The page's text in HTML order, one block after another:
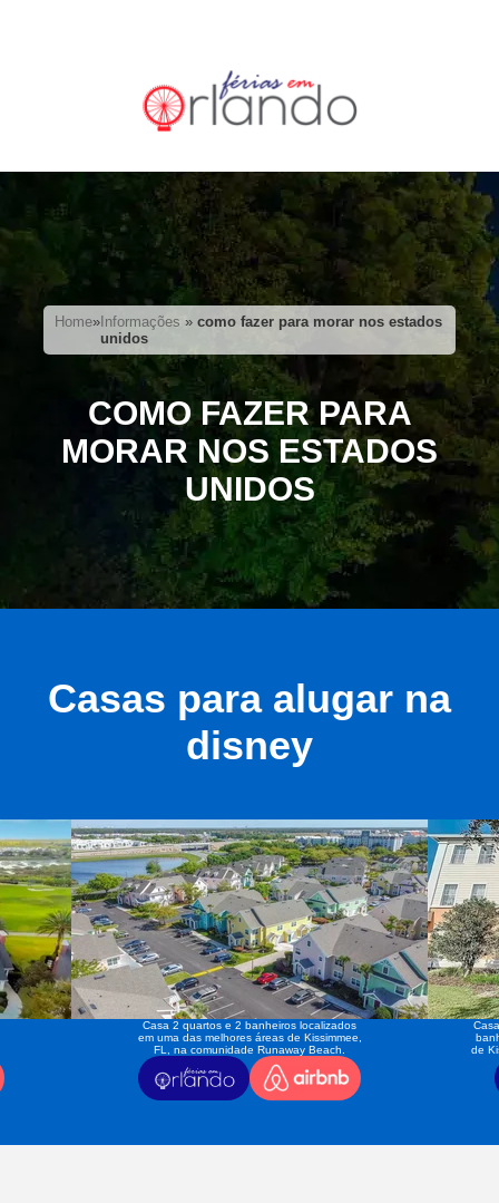
Home» Informações »como fazer para morar nos estados
unidos
COMO FAZER PARA
MORAR NOS ESTADOS
UNIDOS
Casas para alugar na
disney
Casa 2 quartos e 2 banheiros localizados
em uma das melhores áreas de Kissimmee,
FL, na comunidade Runaway Beach.
de